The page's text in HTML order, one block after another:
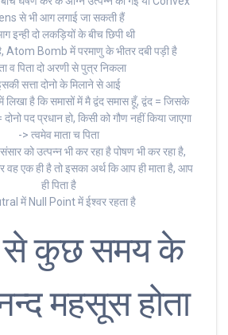
से भी आग लगाई जा सकती हैं
इन्ही दो लकड़ियों के बीच छिपी थी
Atom Bomb में परमाणु के भीतर दबी पड़ी है
व पिता दो अरणी से पुत्र निकला
सत्ता दोनो के मिलाने से आई
लिखा है कि समासों में मै द्वंद समास हूँ, द्वंद = जिसके
पद प्रधान हो, किसी को गौण नहीं किया जाएगा
-> त्वमेव माता च पिता
को उत्पन्न भी कर रहा है पोषण भी कर रहा है,
वह एक ही है तो इसका अर्थ कि आप ही माता है, आप
ही पिता है
में Null Point में ईश्वर रहता है
से कुछ समय के
महसूस होता